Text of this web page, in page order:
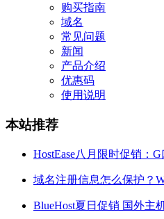
购买指南
域名
常见问题
新闻
产品介绍
优惠码
使用说明
本站推荐
HostEase八月限时促销：
域名注册信息怎么保护？
BlueHost夏日促销 国外主